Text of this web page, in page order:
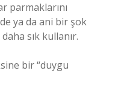
parmaklarını
ya da ani bir şok
sık kullanır.
bir “duygu